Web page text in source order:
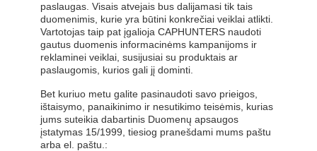
paslaugas. Visais atvejais bus dalijamasi tik tais
duomenimis, kurie yra būtini konkrečiai veiklai atlikti.
Vartotojas taip pat įgalioja CAPHUNTERS naudoti
gautus duomenis informacinėms kampanijoms ir
reklaminei veiklai, susijusiai su produktais ar
paslaugomis, kurios gali jį dominti.
Bet kuriuo metu galite pasinaudoti savo prieigos,
ištaisymo, panaikinimo ir nesutikimo teisėmis, kurias
jums suteikia dabartinis Duomenų apsaugos
įstatymas 15/1999, tiesiog pranešdami mums paštu
arba el. paštu.: